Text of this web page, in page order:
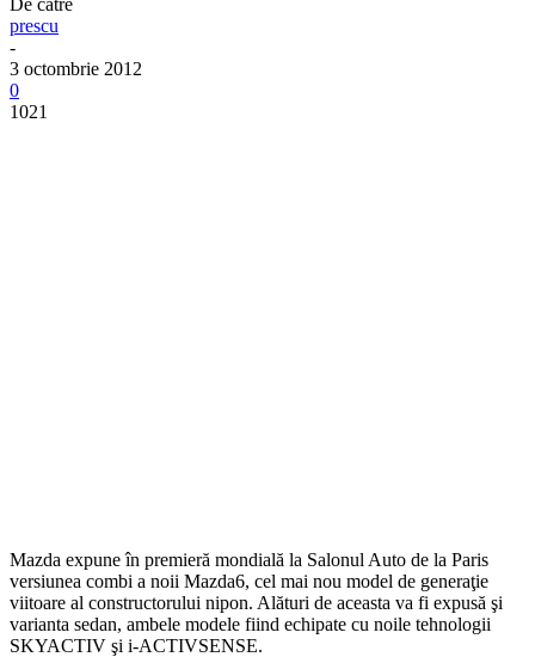
prescu
-
3 octombrie 2012
0
1021
Mazda expune în premieră mondială la Salonul Auto de la Paris
versiunea combi a noii Mazda6, cel mai nou model de generaţie
viitoare al constructorului nipon. Alături de aceasta va fi expusă şi
varianta sedan, ambele modele fiind echipate cu noile tehnologii
SKYACTIV şi i-ACTIVSENSE.